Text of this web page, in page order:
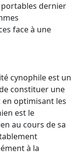
dernier
face à une
cynophile est un
constituer une
optimisant les
est le
au cours de sa
à la